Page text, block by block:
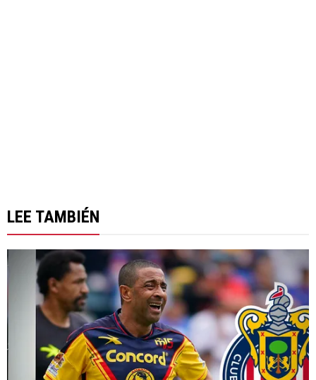
LEE TAMBIÉN